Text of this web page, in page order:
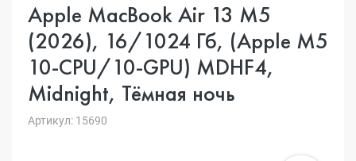
Apple MacBook Air 13 M5
(2026), 16/1024 Гб, (Apple M5
10-CPU/10-GPU) MDHF4,
Midnight, Тёмная ночь
Артикул: 15690